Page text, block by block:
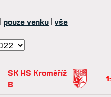
pouze venku vše
SK HS Kroměříž
B